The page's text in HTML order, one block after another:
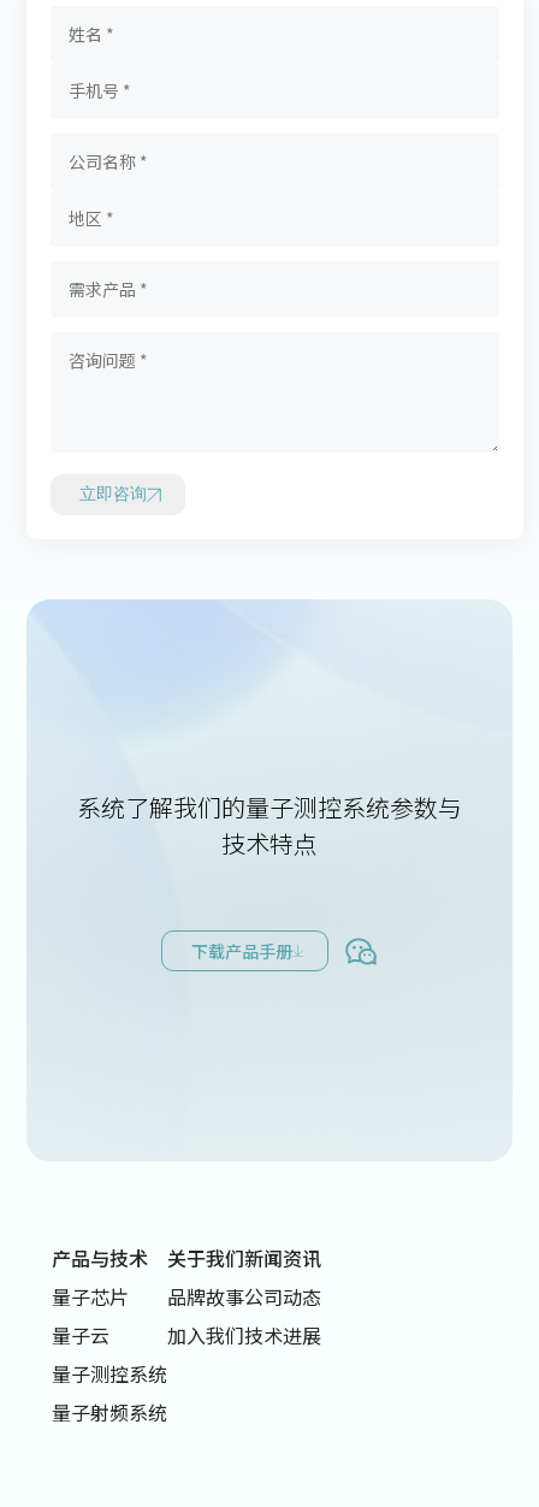
立即咨询
系统了解我们的量子测控系统参数与
技术特点
下载产品手册
产品与技术
量子芯片
量子云
量子测控系统
量子射频系统
关于我们
品牌故事
加入我们
新闻资讯
公司动态
技术进展